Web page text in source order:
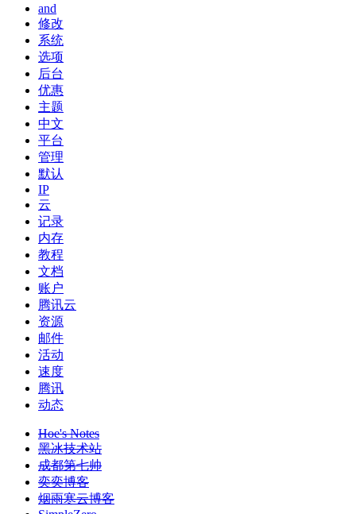
and
修改
系统
选项
后台
优惠
主题
中文
平台
管理
默认
IP
云
记录
内存
教程
文档
账户
腾讯云
资源
邮件
活动
速度
腾讯
动态
Hoe's Notes
黑冰技术站
成都第七帅
奕奕博客
烟雨寒云博客